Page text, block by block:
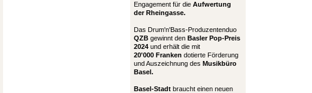
Engagement für die Aufwertung
der Rheingasse.
Das Drum'n'Bass-Produzentenduo
QZB gewinnt den Basler Pop-Preis
2024 und erhält die mit
20'000 Franken dotierte Förderung
und Auszeichnung des Musikbüro
Basel.
Basel-Stadt braucht einen neuen